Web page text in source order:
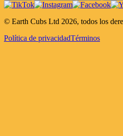
© Earth Cubs Ltd 2026, todos los
Política de privacidadTérminos